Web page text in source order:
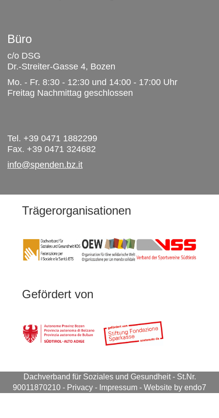
Büro
c/o DSG
Dr.-Streiter-Gasse 4, Bozen
Mo. - Fr. 8:30 - 12:30 und 14:00 - 17:00 Uhr
Freitag Nachmittag geschlossen
Tel. +39 0471 1882299
Fax. +39 0471 324682
info@spenden.bz.it
Trägerorganisationen
Gefördert von
Dachverband für Soziales und Gesundheit- St.Nr.
90011870210 - Privacy - Impressum - Website by endo7